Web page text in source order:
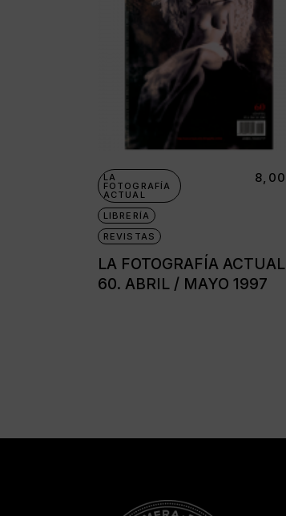
LA
FOTOGRAFÍA
ACTUAL
LIBRERÍA
REVISTAS
LA FOTOGRAFÍA ACTUAL
60. ABRIL / MAYO 1997
8,00